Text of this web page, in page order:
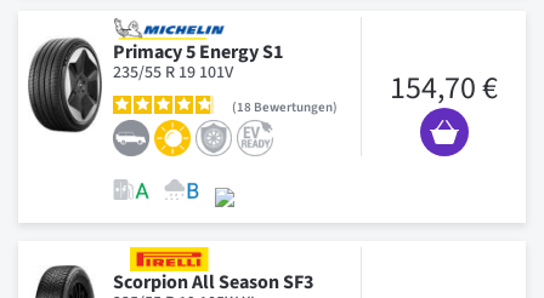
Primacy 5 Energy S1
235/55 R 19 101V
18 Bewertungen 154,70 €
Scorpion All Season SF3